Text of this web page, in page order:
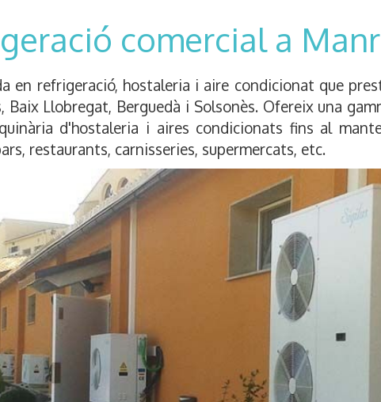
comercial a
en refrigeració, hostaleria i aire condicionat que
Llobregat, Berguedà i Solsonès. Ofereix una
d'hostaleria i aires condicionats fins al
restaurants, carnisseries, supermercats, etc.